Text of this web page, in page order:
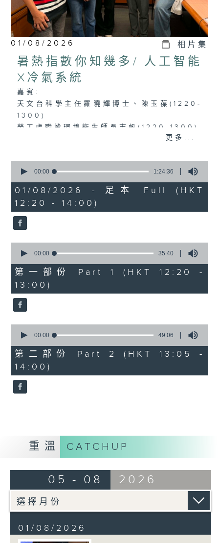
01/08/2026 相片集
暑熱指數你知幾多/ 人工智能
X冷氣系統
嘉賓:
天文台科學主任羅曉輝博士、陳玉葆(1220-
1300)
勞工處職業環境衞生師吳志帆(1220-1300)
復創智能公司總監劉海峰(1330-1400)更多...
seconds
1
hour,
24
minutes,
36
seconds
00:00 1:24:36
01/08/2026 - 足本 Full (HKT
12:20 - 14:00)
seconds
35
minutes,
40
seconds
00:00 35:40
第一部份 Part 1 (HKT 12:20 -
13:00)
seconds
49
minutes,
6
seconds
00:00 49:06
第二部份 Part 2 (HKT 13:05 -
14:00)
重溫 CATCHUP
05 - 08 2026
01/08/2026